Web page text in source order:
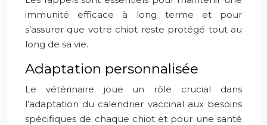
immunité efficace à long terme et pour
s’assurer que votre chiot reste protégé tout au
long de sa vie.
Adaptation personnalisée
Le vétérinaire joue un rôle crucial dans
l’adaptation du calendrier vaccinal aux besoins
spécifiques de chaque chiot et pour une santé